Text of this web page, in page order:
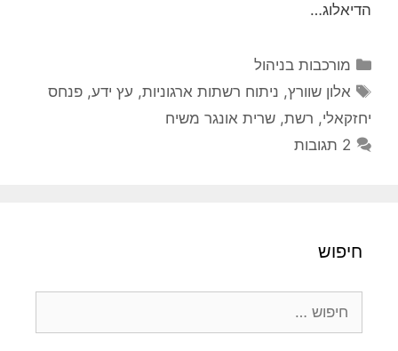
הדיאלוג…
קטגוריות
מורכבות בניהול
תגיות
אלון שוורץ, ניתוח רשתות ארגוניות, עץ ידע,פנחס
יחזקאלי, רשת, שרית אונגר משיח
2 תגובות
חיפוש